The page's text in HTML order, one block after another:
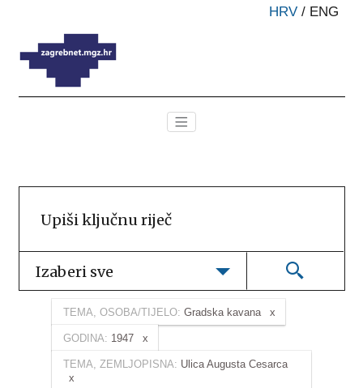
HRV / ENG
Izaberi sve
TEMA, OSOBA/TIJELO: Gradska kavana
GODINA: 1947
TEMA, ZEMLJOPISNA: Ulica Augusta Cesarca